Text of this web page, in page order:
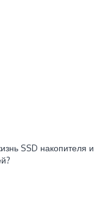
SSD накопителя и